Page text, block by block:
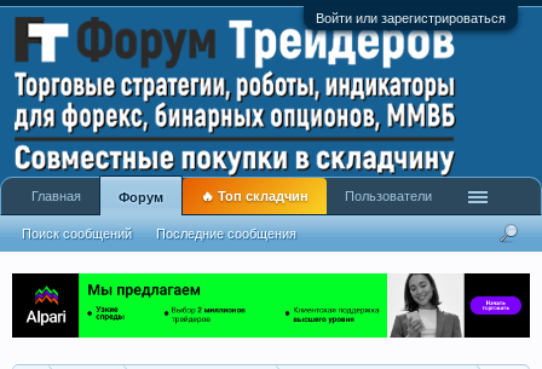
Войти или зарегистрироваться
Главная Форум
Поиск сообщений Последние сообщения
🔥 Топ складчин Пользователи